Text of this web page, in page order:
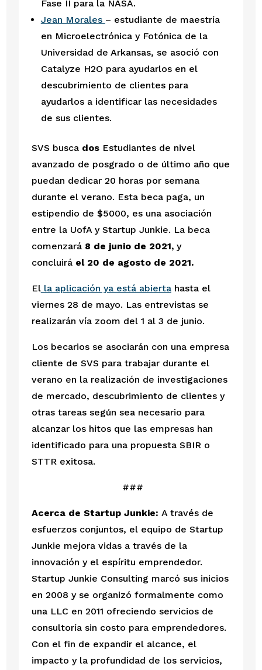
Fase II para la NASA.
Jean Morales – estudiante de maestría
en Microelectrónica y Fotónica de la
Universidad de Arkansas, se asoció con
Catalyze H2O para ayudarlos en el
descubrimiento de clientes para
ayudarlos a identificar las necesidades
de sus clientes.
SVS busca dos Estudiantes de nivel
avanzado de posgrado o de último año que
puedan dedicar 20 horas por semana
durante el verano. Esta beca paga, un
estipendio de $5000, es una asociación
entre la UofA y Startup Junkie. La beca
comenzará 8 de junio de 2021, y
concluirá el 20 de agosto de 2021.
El la aplicación ya está abierta hasta el
viernes 28 de mayo. Las entrevistas se
realizarán vía zoom del 1 al 3 de junio.
Los becarios se asociarán con una empresa
cliente de SVS para trabajar durante el
verano en la realización de investigaciones
de mercado, descubrimiento de clientes y
otras tareas según sea necesario para
alcanzar los hitos que las empresas han
identificado para una propuesta SBIR o
STTR exitosa.
###
Acerca de Startup Junkie: A través de
esfuerzos conjuntos, el equipo de Startup
Junkie mejora vidas a través de la
innovación y el espíritu emprendedor.
Startup Junkie Consulting marcó sus inicios
en 2008 y se organizó formalmente como
una LLC en 2011 ofreciendo servicios de
consultoría sin costo para emprendedores.
Con el fin de expandir el alcance, el
impacto y la profundidad de los servicios,